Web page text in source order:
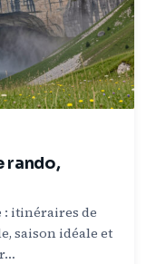
rando,
: itinéraires de
saison idéale et